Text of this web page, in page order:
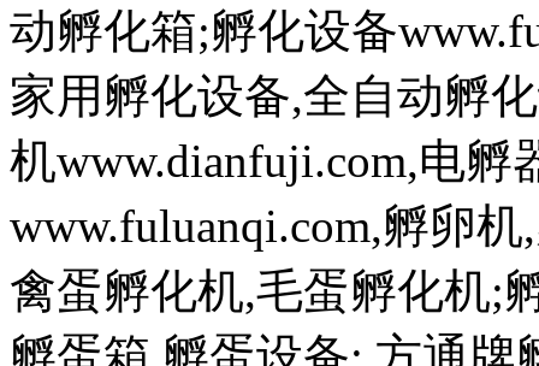
动孵化箱;孵化设备
家用孵化设备,全自动孵
机www.dianfuji.com,电
www.fuluanqi.com,孵卵
禽蛋孵化机,毛蛋孵化机;